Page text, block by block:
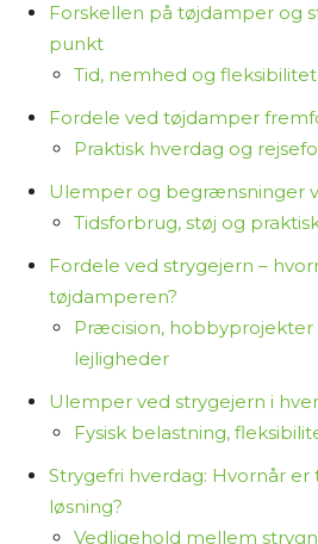
Jeg synes, det er vigtigt at
hvordan jeg arbejder – så du
har haft alle produkterne i
stedet samler og bearbejder
for at hjælpe dig med at
valg.
Tak fordi du læser med på
Forskellen på tøjdamper og
punkt
Tid, nemhed og
Fordele ved tøjdamper
Praktisk hverdag og
Ulemper og begrænsninger
Tidsforbrug, støj og
Fordele ved strygejern –
tøjdamperen?
Præcision,
lejligheder
Ulemper ved strygejern i
Fysisk belastning,
Strygefri hverdag: Hvornår
løsning?
Vedligehold mellem